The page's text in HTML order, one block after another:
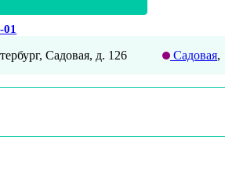
01
Садовая, д. 126 Садовая,